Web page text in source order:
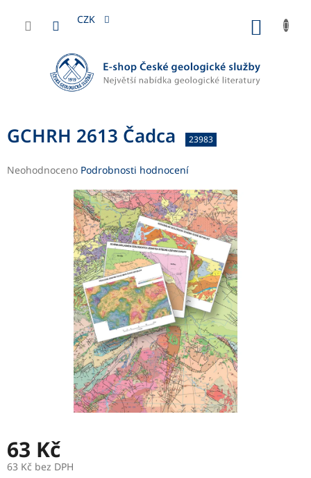
obsah
CZK
GCHRH 2613 Čadca 23983
Průměrné
Neohodnoceno Podrobnosti hodnocení
63 Kč
63 Kč bez DPH